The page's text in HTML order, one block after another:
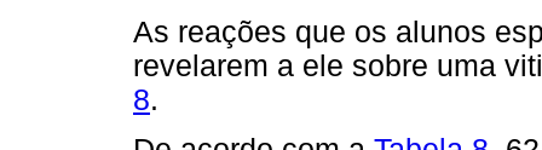
As reações que os alunos
revelarem a ele sobre uma
8.